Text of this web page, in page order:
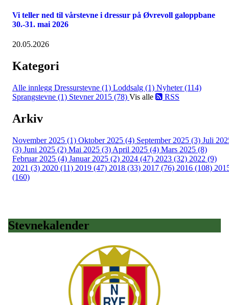
Vi teller ned til vårstevne i dressur på Øvrevoll galoppbane
30.-31. mai 2026
20.05.2026
Kategori
Alle innlegg Dressurstevne (1) Loddsalg (1) Nyheter (114)
Sprangstevne (1) Stevner 2015 (78) Vis alle RSS
Arkiv
November 2025 (1) Oktober 2025 (4) September 2025 (3) Juli
(3) Juni 2025 (2) Mai 2025 (3) April 2025 (4) Mars 2025 (8)
Februar 2025 (4) Januar 2025 (2) 2024 (47) 2023 (32) 2022 (9)
2021 (3) 2020 (11) 2019 (47) 2018 (33) 2017 (76) 2016 (108)
(160)
Stevnekalender